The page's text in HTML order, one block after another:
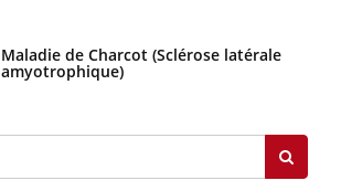
Maladie de Charcot (Sclérose latérale
amyotrophique)